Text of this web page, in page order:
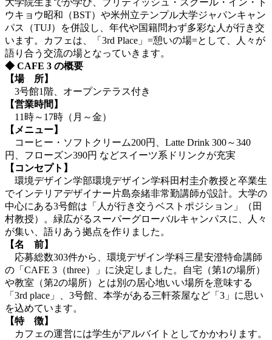
ウキョウ昭和（BST）や米州立テンプル大学ジャパンキャン
パス（TUJ）を併設し、年代や国籍問わず多彩な人が行き交
います。カフェは、「3rd Place」=憩いの場=として、人々が
語り合う交流の場となっていきます。
◆ CAFE 3 の概要
【場 所】
3号館1階、オープンテラス付き
【営業時間】
11時～17時（月～金）
【メニュー】
コーヒー・ソフトクリーム200円、Latte Drink 300～340
円、フローズン390円 などスイーツ系ドリンクが充実
【コンセプト】
環境デザイン学部環境デザイン学科田村圭介教授と卒業生
でインテリアデザイナー片島奈緒非常勤講師が設計。大学の
中心にある3号館は「人が行き交うベストポジション」（田
村教授）。緑広がるスーパーグローバルキャンパスに、人々
が集い、語りあう拠点を作りました。
【名 前】
応募総数303件から、環境デザイン学科三星安澄特命講師
の「CAFE 3（three）」に決定しました。自宅（第1の場所）
や教室（第2の場所）とは別の居心地いい場所を意味する
「3rd place」、3号館、本学がある三軒茶屋など「3」に思い
を込めています。
【特 徴】
カフェの運営には学生がアルバイトとしてかかわります。